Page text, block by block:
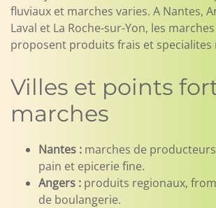
fluviaux et marches varies. A Nantes,
Laval et La Roche-sur-Yon, les
proposent produits frais et specialites
Villes et points
marches
Nantes : marches de
pain et epicerie fine.
Angers : produits regionaux,
de boulangerie.